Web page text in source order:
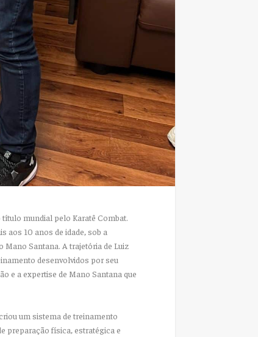
mundial pelo Karatê Combat.
aos 10 anos de idade, sob a
Santana. A trajetória de Luiz
desenvolvidos por seu
e a expertise de Mano Santana que
um sistema de treinamento
preparação física, estratégica e